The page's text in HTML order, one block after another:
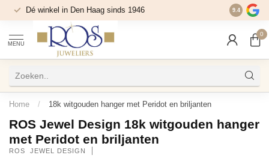
Dé winkel in Den Haag sinds 1946 9.4
MENU
0
Home / 18k witgouden hanger met Peridot en briljanten
ROS Jewel Design 18k witgouden hanger
met Peridot en briljanten
ROS  JEWEL DESIGN